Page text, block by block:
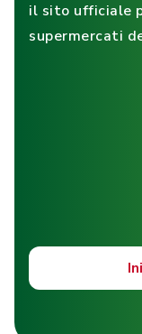
il sito ufficiale
supermercati